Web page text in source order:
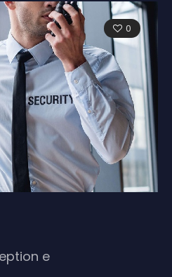
0
e